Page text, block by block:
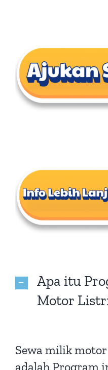
After Sales Minerva
After Sales Minerva
Apa itu
Motor
Sewa milik
adalah Program